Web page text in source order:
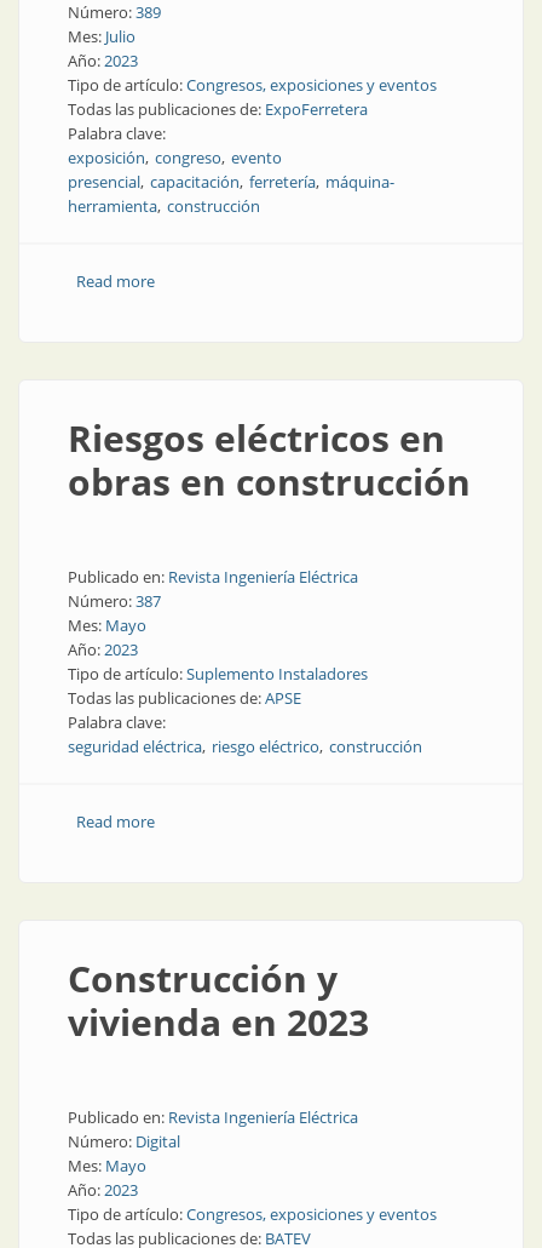
Número:389
Mes: Julio
Año:2023
Tipo de artículo:Congresos, exposiciones y eventos
Todas las publicaciones de: ExpoFerretera
Palabra clave:
exposición congreso evento
presencial capacitación ferretería máquina-
herramienta construcción
Read moreabout A fin de año llega Expoferretera
Riesgos eléctricos en
obras en construcción
Publicado en: Revista Ingeniería Eléctrica
Número:387
Mes: Mayo
Año:2023
Tipo de artículo:Suplemento Instaladores
Todas las publicaciones de:APSE
Palabra clave:
seguridad eléctrica riesgo eléctrico construcción
Read moreabout Riesgos eléctricos en obras en construcción
Construcción y
vivienda en 2023
Publicado en: Revista Ingeniería Eléctrica
Número: Digital
Mes: Mayo
Año:2023
Tipo de artículo:Congresos, exposiciones y eventos
Todas las publicaciones de: BATEV